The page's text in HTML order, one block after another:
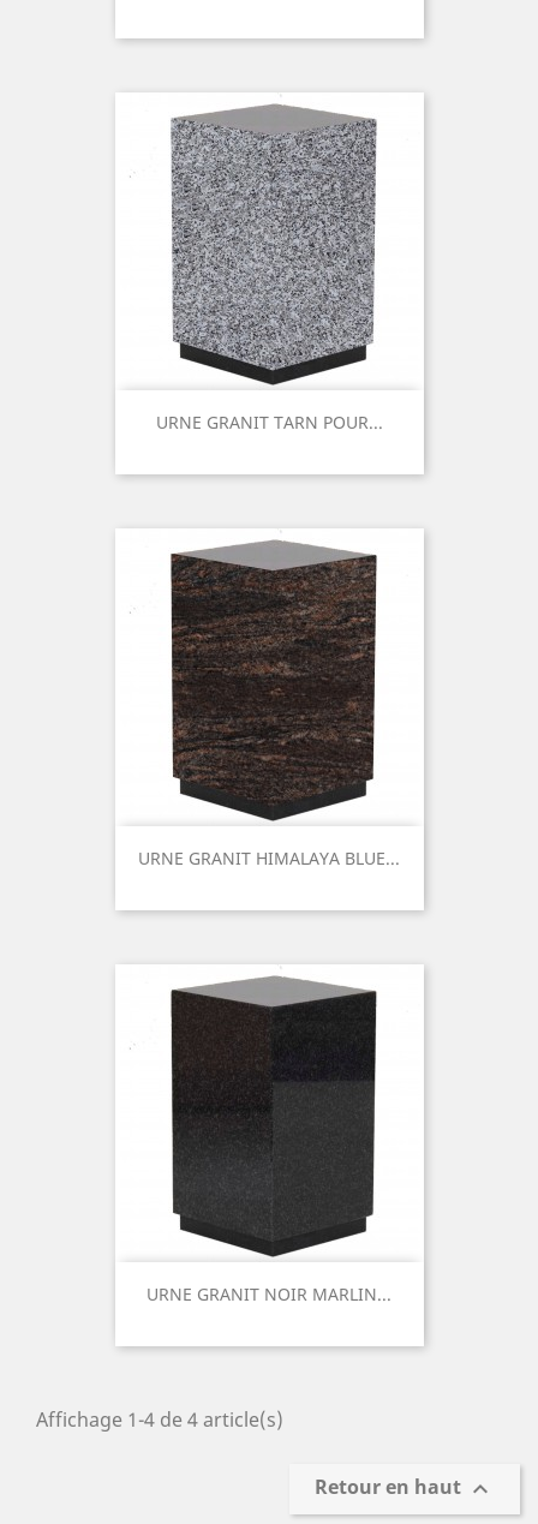
URNE GRANIT TARN POUR...
URNE GRANIT HIMALAYA BLUE...
URNE GRANIT NOIR MARLIN...
Affichage 1-4 de 4 article(s)
Retour en haut 